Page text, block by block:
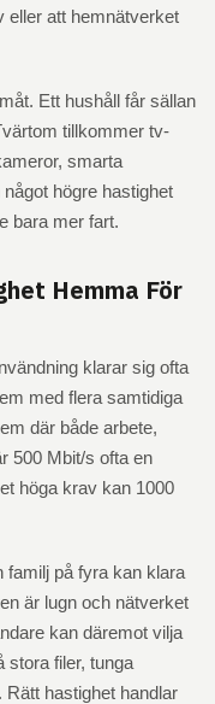
eller att hemnätverket
Ett hushåll får sällan
tillkommer tv-
smarta
högre hastighet
bara mer fart.
Hemma För
klarar sig ofta
med flera samtidiga
där både arbete,
500 Mbit/s ofta en
höga krav kan 1000
familj på fyra kan klara
är lugn och nätverket
kan däremot vilja
stora filer, tunga
Rätt hastighet handlar